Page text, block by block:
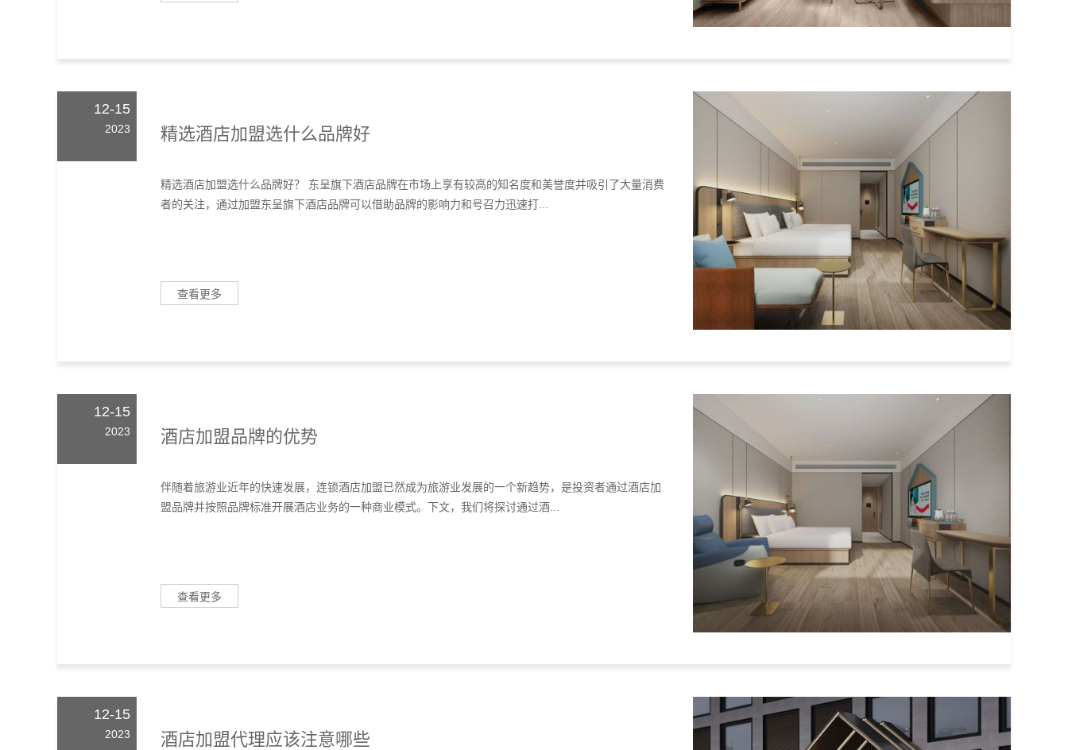
12-15
2023 精选酒店加盟选什么品牌好
精选酒店加盟选什么品牌好？ 东呈旗下酒店品牌在市场上享有较高的知名度和美誉度并吸引了大量消费
者的关注，通过加盟东呈旗下酒店品牌可以借助品牌的影响力和号召力迅速打...
查看更多
12-15
2023 酒店加盟品牌的优势
伴随着旅游业近年的快速发展，连锁酒店加盟已然成为旅游业发展的一个新趋势，是投资者通过酒店加
盟品牌并按照品牌标准开展酒店业务的一种商业模式。下文，我们将探讨通过酒...
查看更多
12-15
2023 酒店加盟代理应该注意哪些